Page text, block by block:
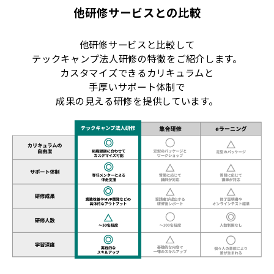
他研修サービスとの比較
他研修サービスと比較して
テックキャンプ法人研修の特徴をご紹介します。
カスタマイズできるカリキュラムと
手厚いサポート体制で
成果の見える研修を提供しています。